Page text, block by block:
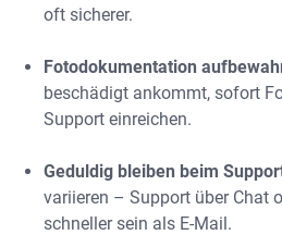
oft sicherer.
Fotodokumentation
beschädigt ankommt, sofort
Support einreichen.
Geduldig bleiben beim
variieren – Support über Chat
schneller sein als E-Mail.